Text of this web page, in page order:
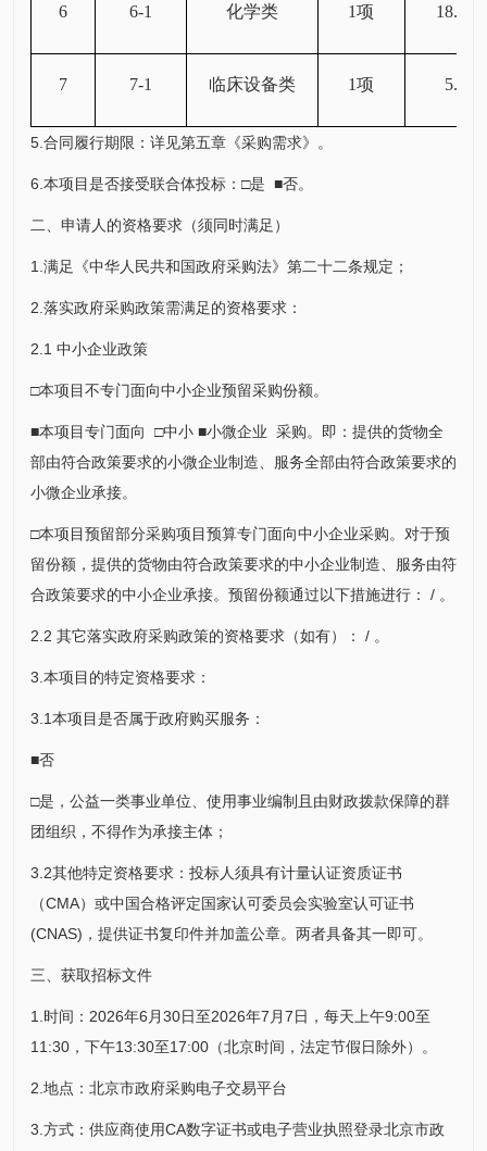
6 6-1 化学类 1项 18.036
7 7-1 临床设备类 1项 5.02
5.合同履行期限：详见第五章《采购需求》。
6.本项目是否接受联合体投标：□是 ■否。
二、申请人的资格要求（须同时满足）
1.满足《中华人民共和国政府采购法》第二十二条规定；
2.落实政府采购政策需满足的资格要求：
2.1 中小企业政策
□本项目不专门面向中小企业预留采购份额。
■本项目专门面向 □中小 ■小微企业 采购。即：提供的货物全
部由符合政策要求的小微企业制造、服务全部由符合政策要求的
小微企业承接。
□本项目预留部分采购项目预算专门面向中小企业采购。对于预
留份额，提供的货物由符合政策要求的中小企业制造、服务由符
合政策要求的中小企业承接。预留份额通过以下措施进行： / 。
2.2 其它落实政府采购政策的资格要求（如有）： / 。
3.本项目的特定资格要求：
3.1本项目是否属于政府购买服务：
■否
□是，公益一类事业单位、使用事业编制且由财政拨款保障的群
团组织，不得作为承接主体；
3.2其他特定资格要求：投标人须具有计量认证资质证书
（CMA）或中国合格评定国家认可委员会实验室认可证书
(CNAS)，提供证书复印件并加盖公章。两者具备其一即可。
三、获取招标文件
1.时间：2026年6月30日至2026年7月7日，每天上午9:00至
11:30，下午13:30至17:00（北京时间，法定节假日除外）。
2.地点：北京市政府采购电子交易平台
3.方式：供应商使用CA数字证书或电子营业执照登录北京市政